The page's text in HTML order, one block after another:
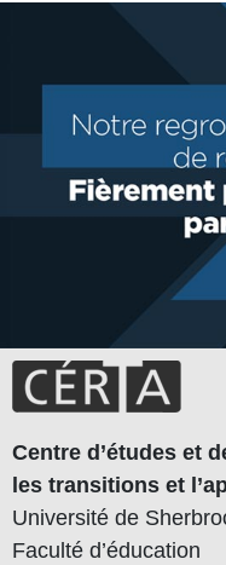
Centre d’études et
les transitions et
Université de
Faculté d’éducation